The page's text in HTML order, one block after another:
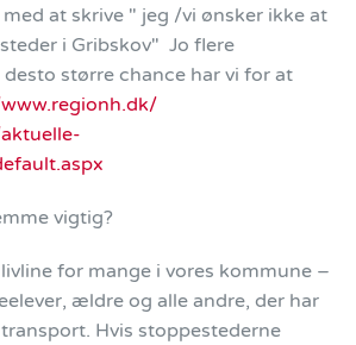
at skrive " jeg /vi ønsker ikke at
i Gribskov" Jo flere
større chance har vi for at
vigtig?
for mange i vores kommune –
ældre og alle andre, der har
Hvis stoppestederne